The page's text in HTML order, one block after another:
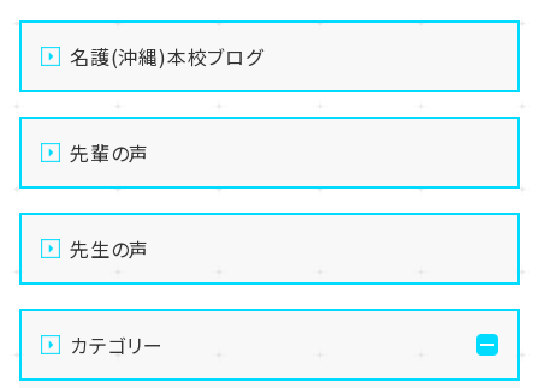
名護(沖縄)本校ブログ
先輩の声
先生の声
カテゴリー